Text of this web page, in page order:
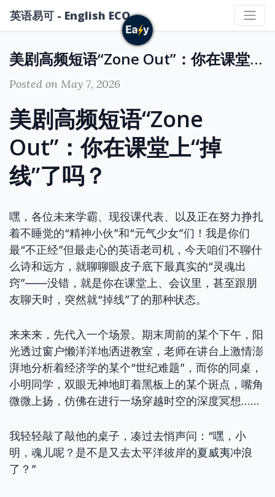
英语易可 - English ECO
美剧高频短语“Zone Out”：你在课堂上“掉线”了吗？
Posted on May 7, 2026
美剧高频短语“Zone
Out”：你在课堂上“掉
线”了吗？
嘿，各位未来学霸、现役课代表、以及正在努力挣扎
着不睡觉的“精神小伙”和“元气少女”们！我是你们
最“不正经”但最走心的英语老司机，今天咱们不聊什
么诗和远方，就聊聊眼皮子底下最真实的“灵魂出
窍”——没错，就是你在课堂上、会议里，甚至跟朋
友聊天时，突然就“掉线”了的那种状态。
来来来，先代入一个场景。期末周前的某个下午，阳
光透过窗户懒洋洋地洒进教室，老师在讲台上激情澎
湃地分析着经济学的某个“世纪难题”，而你的同桌，
小明同学，双眼无神地盯着黑板上的某个斑点，嘴角
微微上扬，仿佛在进行一场穿越时空的深度冥想……
我轻轻敲了敲他的桌子，凑过去悄声问：“嘿，小
明，魂儿呢？是不是又去太平洋彼岸的夏威夷冲浪
了？”